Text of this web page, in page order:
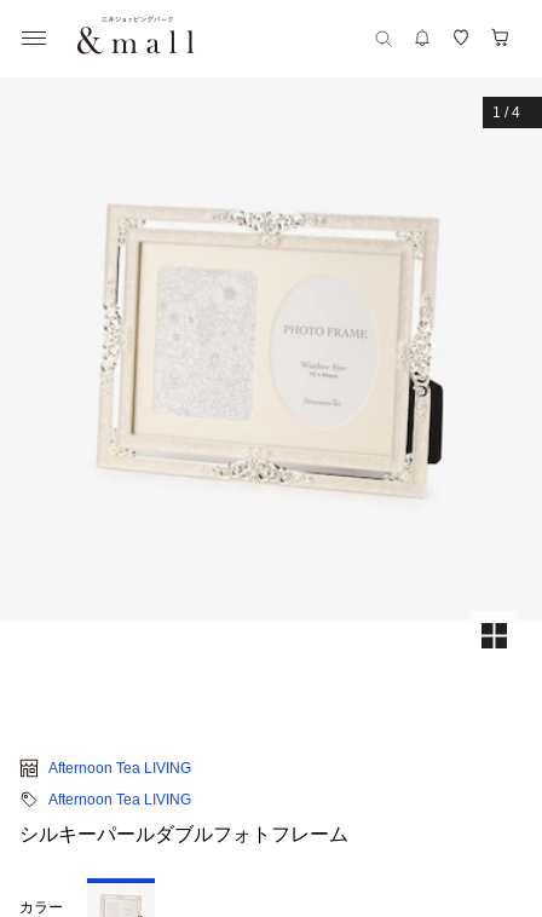
1 /4
Afternoon Tea LIVING
Afternoon Tea LIVING
シルキーパールダブルフォトフレーム
カラー